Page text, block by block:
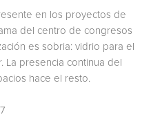
en los proyectos de
del centro de congresos
es sobria: vidrio para el
La presencia continua del
hace el resto.